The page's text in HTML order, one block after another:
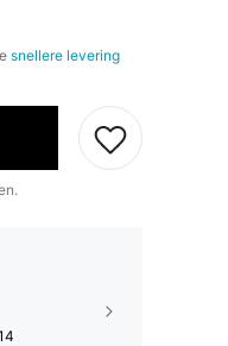
snellere levering